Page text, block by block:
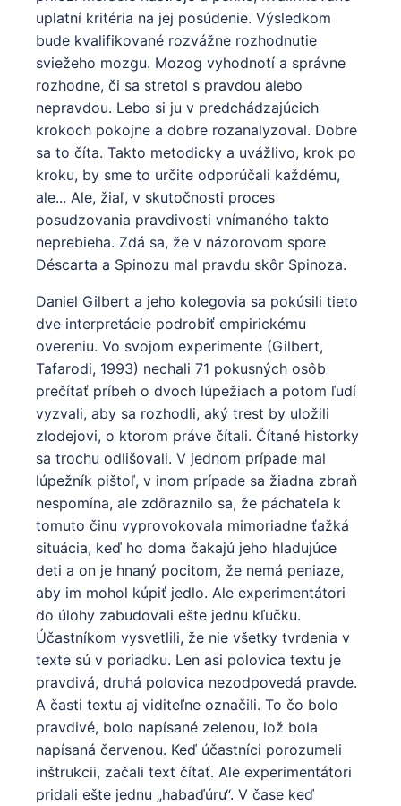
uplatní kritéria na jej posúdenie. Výsledkom
bude kvalifikované rozvážne rozhodnutie
sviežeho mozgu. Mozog vyhodnotí a správne
rozhodne, či sa stretol s pravdou alebo
nepravdou. Lebo si ju v predchádzajúcich
krokoch pokojne a dobre rozanalyzoval. Dobre
sa to číta. Takto metodicky a uvážlivo, krok po
kroku, by sme to určite odporúčali každému,
ale... Ale, žiaľ, v skutočnosti proces
posudzovania pravdivosti vnímaného takto
neprebieha. Zdá sa, že v názorovom spore
Déscarta a Spinozu mal pravdu skôr Spinoza.
Daniel Gilbert a jeho kolegovia sa pokúsili tieto
dve interpretácie podrobiť empirickému
overeniu. Vo svojom experimente (Gilbert,
Tafarodi, 1993) nechali 71 pokusných osôb
prečítať príbeh o dvoch lúpežiach a potom ľudí
vyzvali, aby sa rozhodli, aký trest by uložili
zlodejovi, o ktorom práve čítali. Čítané historky
sa trochu odlišovali. V jednom prípade mal
lúpežník pištoľ, v inom prípade sa žiadna zbraň
nespomína, ale zdôraznilo sa, že páchateľa k
tomuto činu vyprovokovala mimoriadne ťažká
situácia, keď ho doma čakajú jeho hladujúce
deti a on je hnaný pocitom, že nemá peniaze,
aby im mohol kúpiť jedlo. Ale experimentátori
do úlohy zabudovali ešte jednu kľučku.
Účastníkom vysvetlili, že nie všetky tvrdenia v
texte sú v poriadku. Len asi polovica textu je
pravdivá, druhá polovica nezodpovedá pravde.
A časti textu aj viditeľne označili. To čo bolo
pravdivé, bolo napísané zelenou, lož bola
napísaná červenou. Keď účastníci porozumeli
inštrukcii, začali text čítať. Ale experimentátori
pridali ešte jednu „habaďúru“. V čase keď